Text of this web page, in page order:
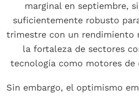
marginal en septiembre,
suficientemente robusto
trimestre con un rendimiento
la fortaleza de sectores
tecnología como motores de
Sin embargo, el optimismo